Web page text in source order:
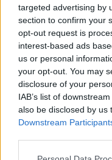
targeted advertising by
section to confirm your
opt-out request is
interest-based ads
us or personal
your opt-out. You may
disclosure of your
IAB’s list of
also be disclosed by us
Downstream
Please note that this